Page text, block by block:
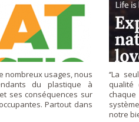
nombreux usages, nous
du plastique à
ses conséquences sur
Partout dans
‘’La
qualité
notre